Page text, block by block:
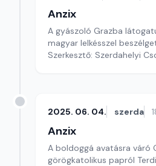
Anzix
A gyászoló Grazba
magyar lelkésszel
Szerkesztő: Szerdahelyi
2025. 06. 04. szerda
Anzix
A boldoggá avatásra váró
görögkatolikus papról